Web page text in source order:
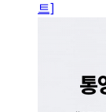
트]